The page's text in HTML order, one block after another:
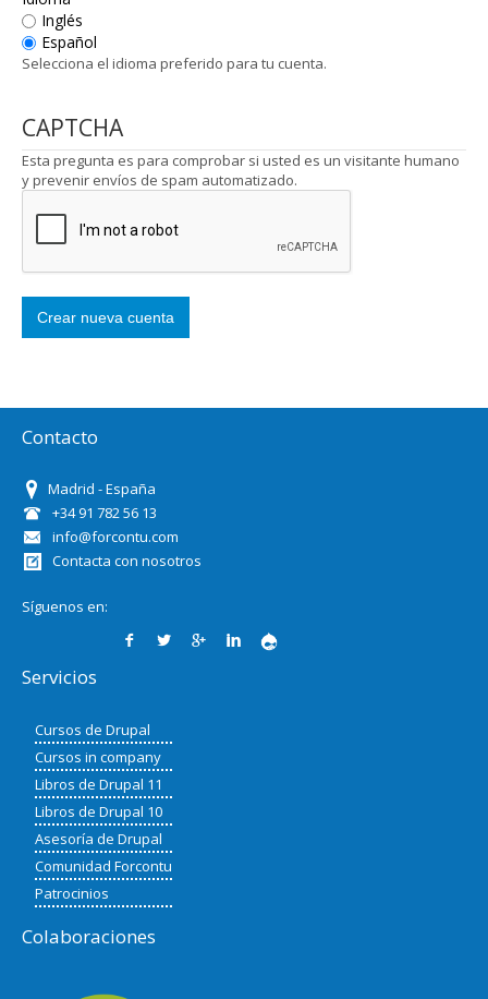
Inglés
Español
Selecciona el idioma preferido para tu cuenta.
CAPTCHA
Esta pregunta es para comprobar si usted es un visitante humano
y prevenir envíos de spam automatizado.
Contacto
Madrid - España
+34 91 782 56 13
info@forcontu.com
Contacta con nosotros
Síguenos en:
Servicios
Cursos de Drupal
Cursos in company
Libros de Drupal 11
Libros de Drupal 10
Asesoría de Drupal
Comunidad Forcontu
Patrocinios
Colaboraciones